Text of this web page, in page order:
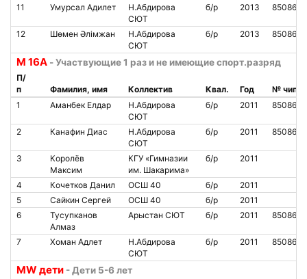
11 Умурсал Адилет
Н.Абдирова
СЮТ
б/р 2013 8508613
12 Шөмен Әлімжан
Н.Абдирова
СЮТ
б/р 2013 8508612
M 16A - Участвующие 1 раз и не имеющие спорт.разряд
П/
п
Фамилия, имя Коллектив Квал. Год
№ чипа
1
Аманбек Елдар
Н.Абдирова
СЮТ
б/р 2011 8508616
2 Канафин Диас
Н.Абдирова
СЮТ
б/р 2011 8508611
3
Королёв
Максим
КГУ «Гимназии
им. Шакарима»
б/р 2011
4 Кочетков Данил ОСШ 40 б/р
2011
5
Сайкин Сергей ОСШ 40 б/р
2011
6
Тусупканов
Алмаз
Арыстан СЮТ б/р 2011 8508602
7 Хоман Адлет
Н.Абдирова
СЮТ
б/р 2011 8508610
MW дети - Дети 5-6 лет